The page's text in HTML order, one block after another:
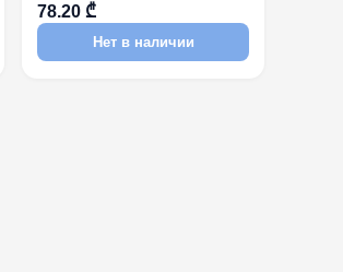
78.20 ₾
Нет в наличии